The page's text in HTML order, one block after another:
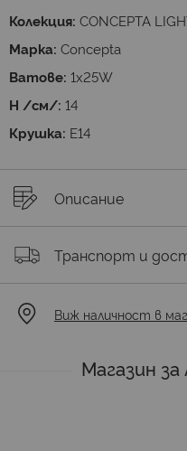
Колекция: CONCEPTA
Марка: Concepta
Ватове: 1x25W
H /см/: 14
Крушка: E14
Описание
Транспорт и
Виж наличност в
Магазин